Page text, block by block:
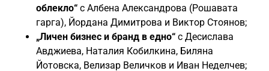
облекло“ с Албена Александрова (Рошавата
гарга), Йордана Димитрова и Виктор Стоянов;
„Личен бизнес и бранд в едно“ с Десислава
Авджиева, Наталия Кобилкина, Биляна
Йотовска, Велизар Величков и Иван Неделчев;